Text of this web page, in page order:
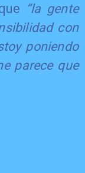
“la gente
con
poniendo
parece que